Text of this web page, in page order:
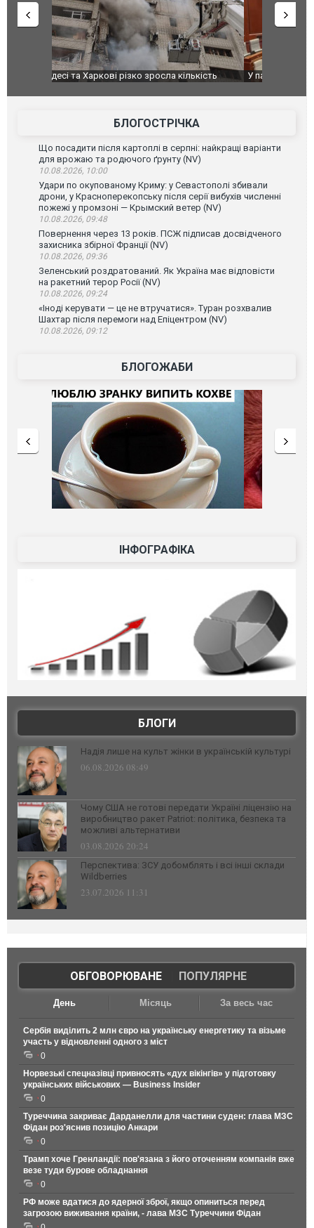
У парламенті Косово прем'єра закидали яйцями
Приїхав
до
зіркового
БЛОГОСТРІЧКА
Що посадити після картоплі в серпні: найкращі варіанти
для врожаю та родючого ґрунту (NV)
10.08.2026, 10:00
Удари по окупованому Криму: у Севастополі збивали
дрони, у Красноперекопську після серії вибухів численні
пожежі у промзоні — Крымский ветер (NV)
10.08.2026, 09:48
Повернення через 13 років. ПСЖ підписав досвідченого
захисника збірної Франції (NV)
10.08.2026, 09:36
Зеленський роздратований. Як Україна має відповісти
на ракетний терор Росії (NV)
10.08.2026, 09:24
«Іноді керувати — це не втручатися». Туран розхвалив
Шахтар після перемоги над Епіцентром (NV)
10.08.2026, 09:12
БЛОГОЖАБИ
ІНФОГРАФІКА
БЛОГИ
Надія лише на культ жінки в українській культурі
06.08.2026 08:49
Чому США не готові передати Україні ліцензію на
виробництво ракет Patriot: політика, безпека та
можливі альтернативи
03.08.2026 20:24
Перспектива: ЗСУ добомблять і всі інші склади
Wildberries
23.07.2026 11:31
ОБГОВОРЮВАНЕ| ПОПУЛЯРНЕ
День Місяць За весь час
Сербія виділить 2 млн євро на українську енергетику та візьме
участь у відновленні одного з міст
0
Норвезькі спецназівці привносять «дух вікінгів» у підготовку
українських військових — Business Insider
0
Туреччина закриває Дарданелли для частини суден: глава МЗС
Фідан роз'яснив позицію Анкари
0
Трамп хоче Гренландії: пов'язана з його оточенням компанія вже
везе туди бурове обладнання
0
РФ може вдатися до ядерної зброї, якщо опиниться перед
загрозою виживання країни, - лава МЗС Туреччини Фідан